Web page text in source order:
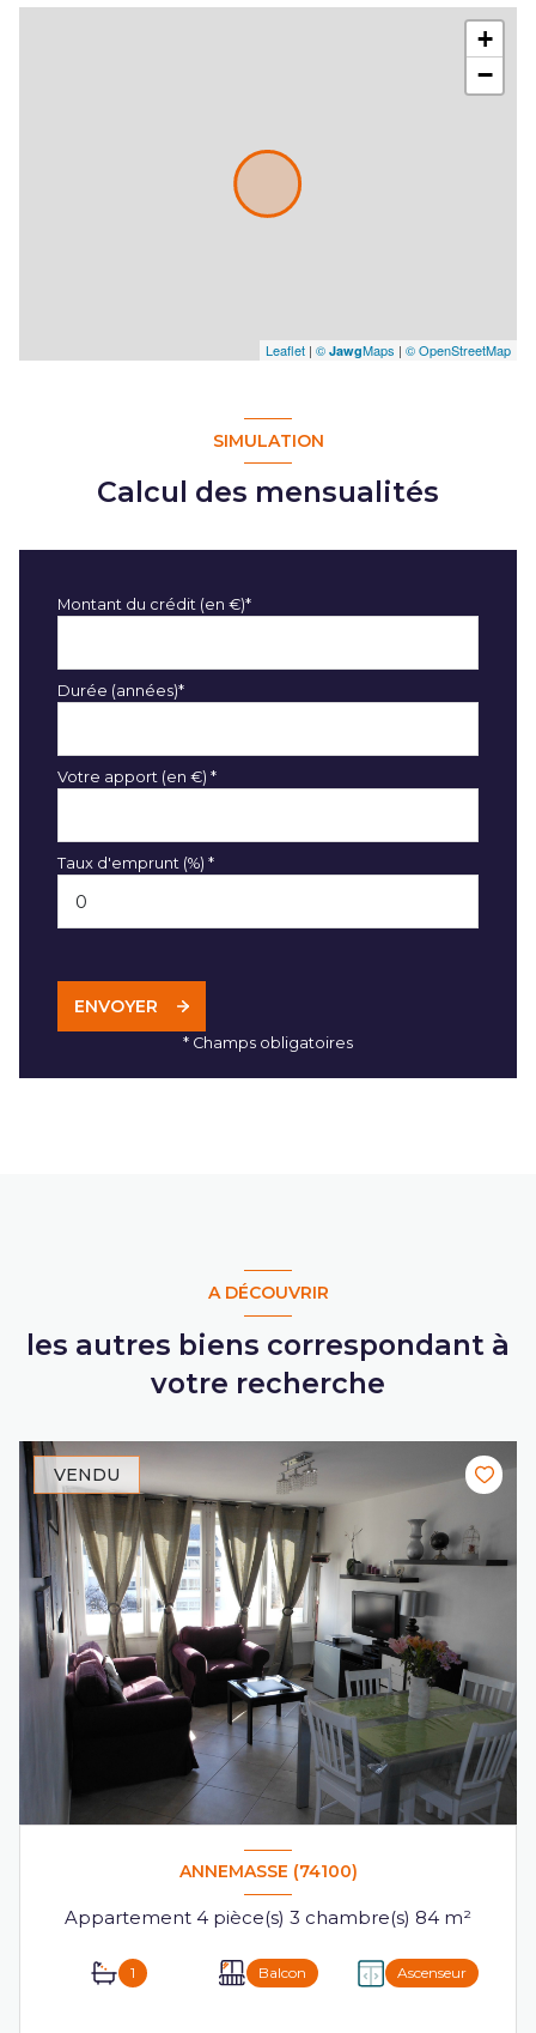
+
−
Leaflet | © JawgMaps | © OpenStreetMap
SIMULATION
Calcul des mensualités
Montant du crédit (en €)*
Durée (années)*
Votre apport (en €) *
Taux d'emprunt (%) *
ENVOYER
* Champs obligatoires
A DÉCOUVRIR
les autres biens correspondant à
votre recherche
VENDU
ANNEMASSE (74100)
Appartement 4 pièce(s) 3 chambre(s) 84 m²
1 Balcon Ascenseur